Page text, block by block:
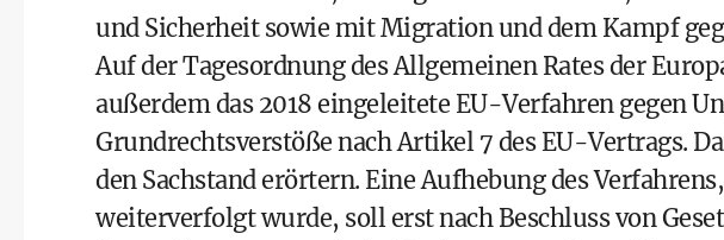
und Sicherheit sowie mit Migration und dem Kampf
Auf der Tagesordnung des Allgemeinen Rates der
außerdem das 2018 eingeleitete EU-Verfahren gegen
Grundrechtsverstöße nach Artikel 7 des EU-Vertrags.
den Sachstand erörtern. Eine Aufhebung des
weiterverfolgt wurde, soll erst nach Beschluss von